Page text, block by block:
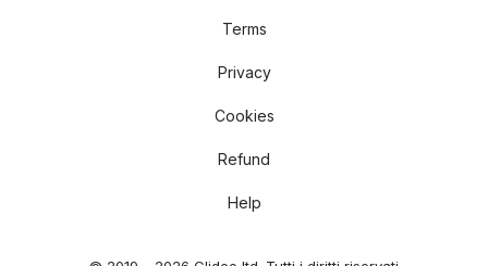
Terms
Privacy
Cookies
Refund
Help